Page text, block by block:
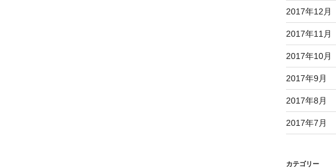
2017年12月
2017年11月
2017年10月
2017年9月
2017年8月
2017年7月
カテゴリー